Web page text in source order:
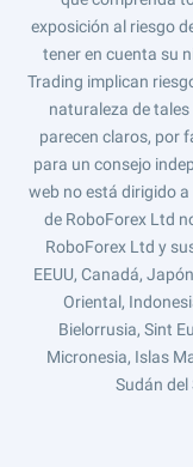
exposición al riesgo
tener en cuenta su
Trading implican
naturaleza de
parecen claros, por
para un consejo
web no está dirigido
de RoboForex Ltd
RoboForex Ltd y
EEUU, Canadá,
Oriental,
Bielorrusia, Sint
Micronesia, Islas
Sudán